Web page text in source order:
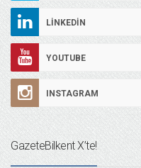
LINKEDIN
YOUTUBE
INSTAGRAM
GazeteBilkent X’te!